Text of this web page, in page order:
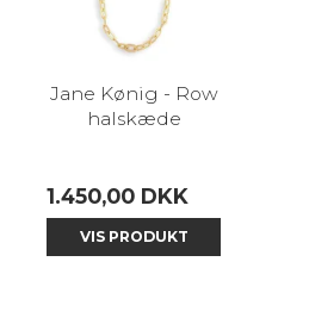
Jane Kønig - Row
halskæde
1.450,00 DKK
VIS PRODUKT